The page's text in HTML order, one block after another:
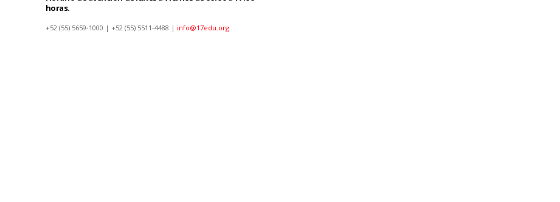
horas.
+52 (55) 5659-1000 | +52 (55) 5511-4488 | info@17edu.org